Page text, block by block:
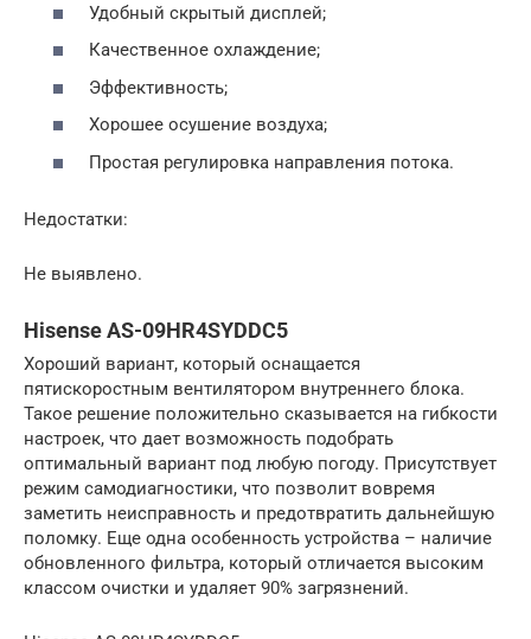
Удобный скрытый дисплей;
Качественное охлаждение;
Эффективность;
Хорошее осушение воздуха;
Простая регулировка направления потока.
Недостатки:
Не выявлено.
Hisense AS-09HR4SYDDC5
Хороший вариант, который оснащается
пятискоростным вентилятором внутреннего блока.
Такое решение положительно сказывается на гибкости
настроек, что дает возможность подобрать
оптимальный вариант под любую погоду. Присутствует
режим самодиагностики, что позволит вовремя
заметить неисправность и предотвратить дальнейшую
поломку. Еще одна особенность устройства – наличие
обновленного фильтра, который отличается высоким
классом очистки и удаляет 90% загрязнений.